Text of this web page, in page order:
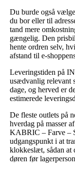
Du burde også
du bor eller til
tand mere
gængelig. Den
hente ordren selv,
afstand til e-
Leveringstiden på
usædvanlig relevant
dage, og herved er
estimerede
De fleste outlets på
hverdag på masser
KABRIC – Farve –
udgangspunkt i at
klokkeslæt, sådan at
døren før